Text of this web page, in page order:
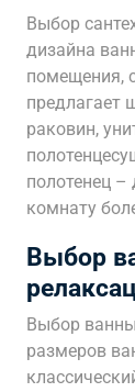
Выбор
дизайна
помещения,
предлагает
раковин,
полотенец
комнату
Выбор
Выбор
размеров